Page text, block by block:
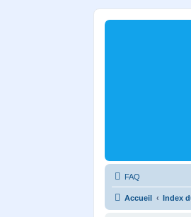
FAQ
Accueil Index